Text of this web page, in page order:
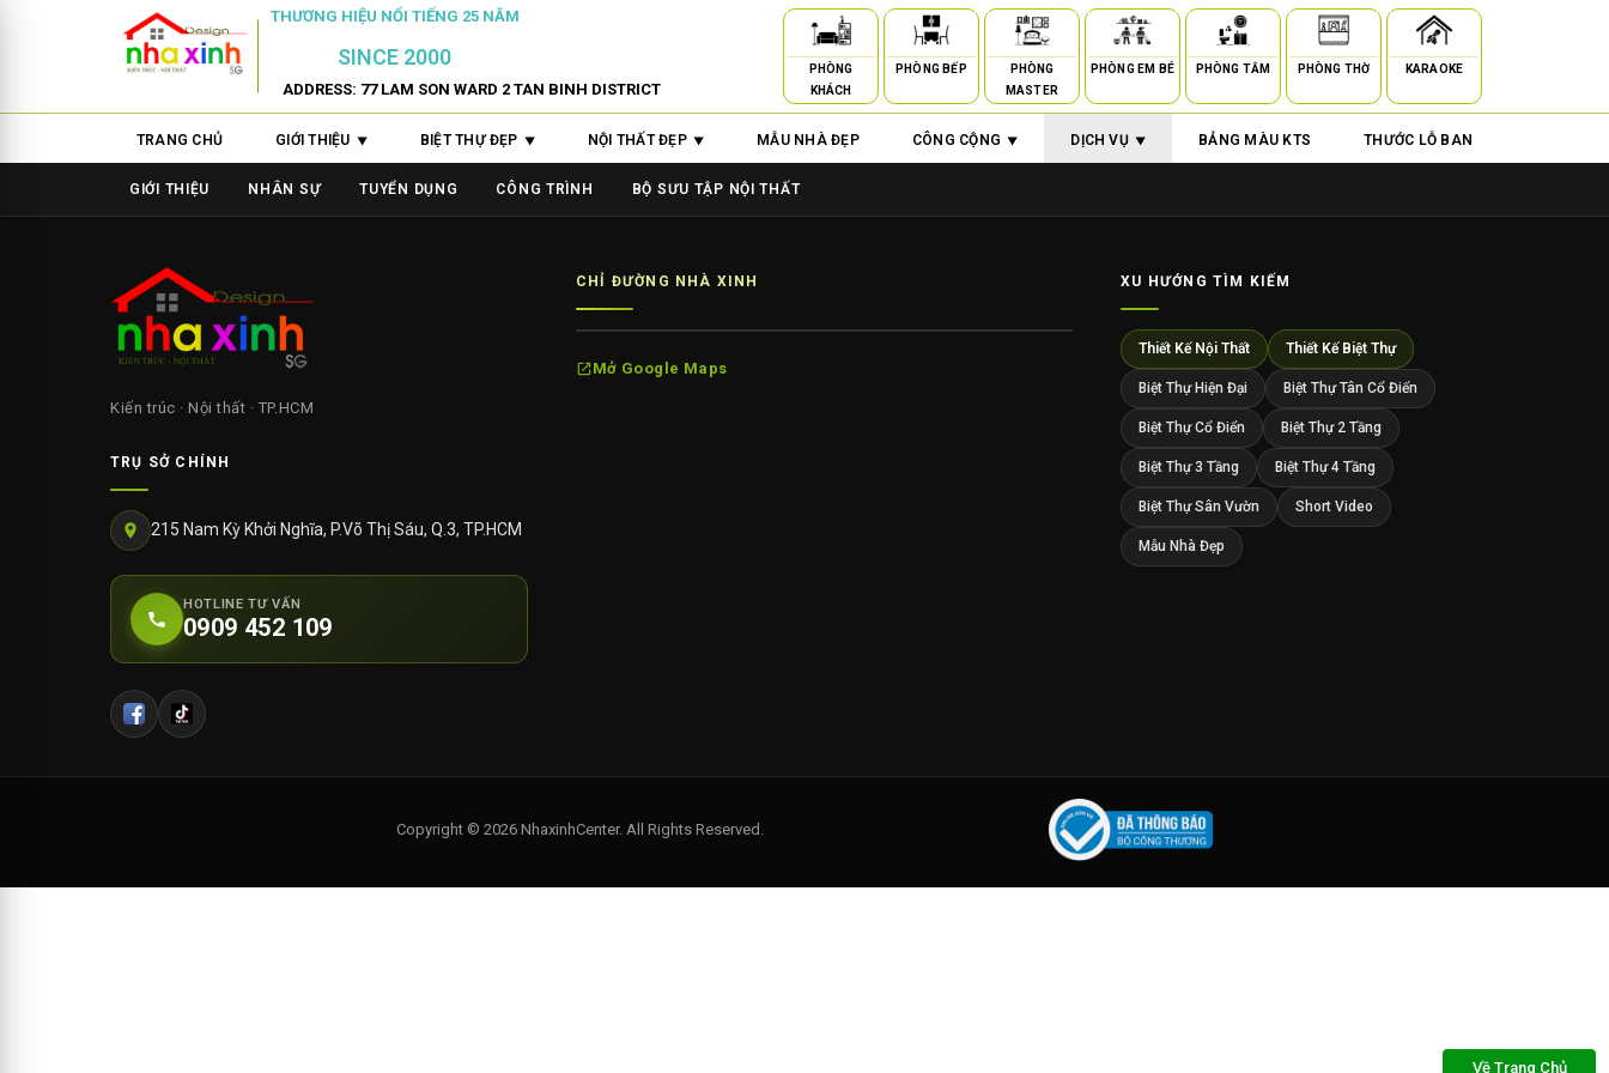
THƯƠNG HIỆU NỔI TIẾNG 25 NĂM
SINCE 2000
ADDRESS: 77 LAM SON WARD 2 TAN BINH DISTRICT
PHÒNG
KHÁCH
PHÒNG BẾP
PHÒNG
MASTER
PHÒNG EM BÉ PHÒNG TẮM PHÒNG THỜ KARAOKE
TRANG CHỦ GIỚI THIỆU BIỆT THỰ ĐẸP NỘI THẤT ĐẸP MẪU NHÀ ĐẸP CÔNG CỘNG DỊCH VỤ BẢNG MÀU KTS THƯỚC LỖ BAN
GIỚI THIỆU NHÂN SỰ TUYỂN DỤNG CÔNG TRÌNH BỘ SƯU TẬP NỘI THẤT
Kiến trúc · Nội thất · TP.HCM
TRỤ SỞ CHÍNH
215 Nam Kỳ Khởi Nghĩa, P.Võ Thị Sáu, Q.3, TP.HCM
HOTLINE TƯ VẤN
0909 452 109
CHỈ ĐƯỜNG NHÀ XINH
Mở Google Maps
XU HƯỚNG TÌM KIẾM
Thiết Kế Nội Thất Thiết Kế Biệt Thự
Biệt Thự Hiện Đại Biệt Thự Tân Cổ Điển
Biệt Thự Cổ Điển Biệt Thự 2 Tầng
Biệt Thự 3 Tầng Biệt Thự 4 Tầng
Biệt Thự Sân Vườn Short Video
Mẫu Nhà Đẹp
Copyright © 2026 NhaxinhCenter. All Rights Reserved.